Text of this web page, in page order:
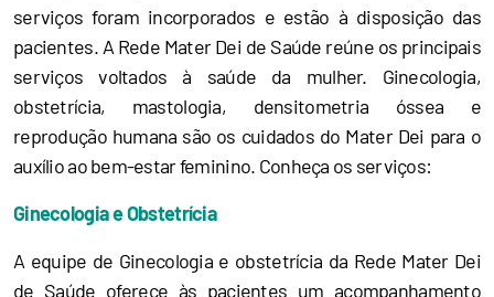
serviços foram incorporados e estão à disposição das
pacientes. A Rede Mater Dei de Saúde reúne os principais
serviços voltados à saúde da mulher. Ginecologia,
obstetrícia, mastologia, densitometria óssea e
reprodução humana são os cuidados do Mater Dei para o
auxílio ao bem-estar feminino. Conheça os serviços:
Ginecologia e Obstetrícia
A equipe de Ginecologia e obstetrícia da Rede Mater Dei
de Saúde oferece às pacientes um acompanhamento